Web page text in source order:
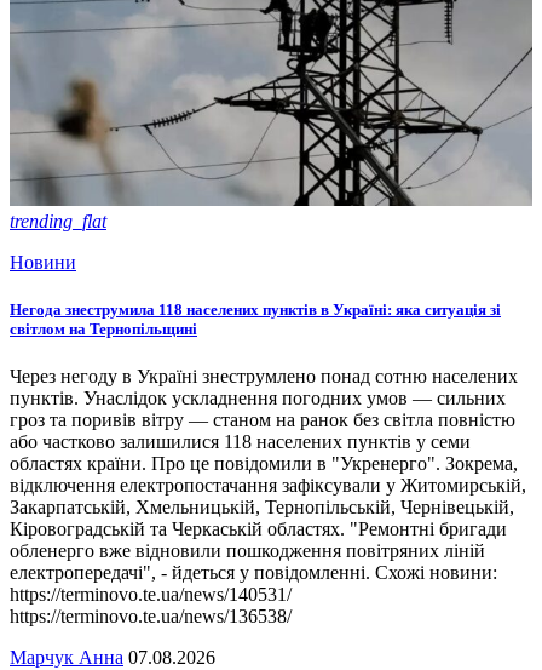
trending_flat
Новини
Негода знеструмила 118 населених пунктів в Україні: яка ситуація зі
світлом на Тернопільщині
Через негоду в Україні знеструмлено понад сотню населених
пунктів. Унаслідок ускладнення погодних умов — сильних
гроз та поривів вітру — станом на ранок без світла повністю
або частково залишилися 118 населених пунктів у семи
областях країни. Про це повідомили в "Укренерго". Зокрема,
відключення електропостачання зафіксували у Житомирській,
Закарпатській, Хмельницькій, Тернопільській, Чернівецькій,
Кіровоградській та Черкаській областях. "Ремонтні бригади
обленерго вже відновили пошкодження повітряних ліній
електропередачі", - йдеться у повідомленні. Схожі новини:
https://terminovo.te.ua/news/140531/
https://terminovo.te.ua/news/136538/
Марчук Анна 07.08.2026